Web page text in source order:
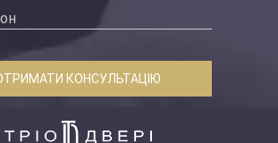
КОНСУЛЬТАЦІЮ